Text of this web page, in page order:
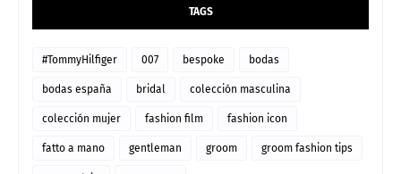
TAGS
#TommyHilfiger 007 bespoke bodas
bodas españa bridal colección masculina
colección mujer fashion film fashion icon
fatto a mano gentleman groom groom fashion tips